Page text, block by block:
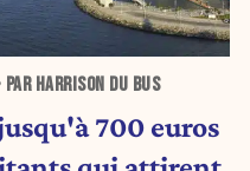
HARRISON DU BUS
700 euros